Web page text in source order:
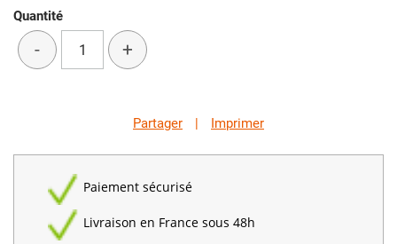
Quantité
- +
Partager | Imprimer
Paiement sécurisé
Livraison en France sous 48h